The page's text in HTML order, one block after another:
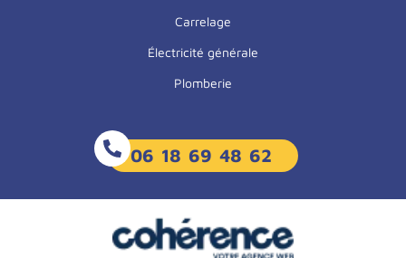
Carrelage
Électricité générale
Plomberie
06 18 69 48 62